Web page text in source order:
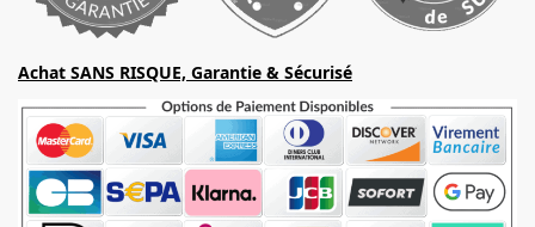
Achat SANS RISQUE, Garantie & Sécurisé